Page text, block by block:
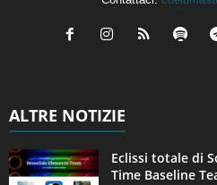
ALTRE NOTIZIE
Eclissi totale di
Time Baseline